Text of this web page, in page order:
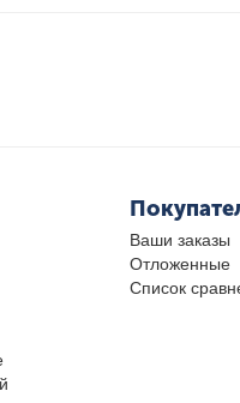
Ваши заказы
Отложенные
Список